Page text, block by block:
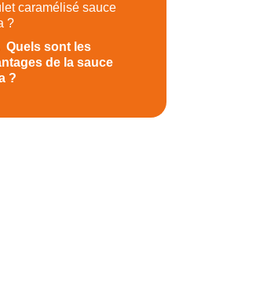
caramélisé sauce
?
Quels sont les
de la sauce
?